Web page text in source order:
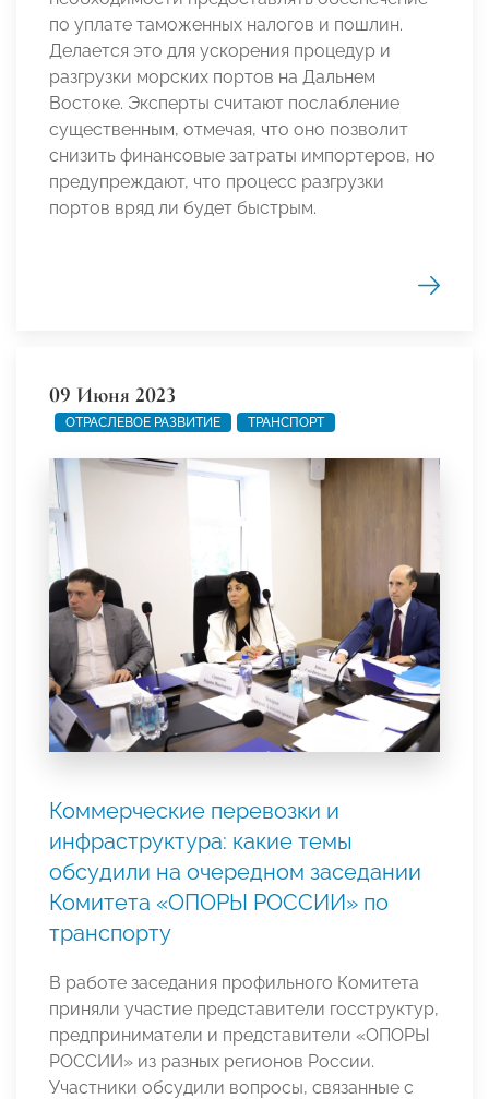
по уплате таможенных налогов и пошлин.
Делается это для ускорения процедур и
разгрузки морских портов на Дальнем
Востоке. Эксперты считают послабление
существенным, отмечая, что оно позволит
снизить финансовые затраты импортеров, но
предупреждают, что процесс разгрузки
портов вряд ли будет быстрым.
09 Июня 2023
ОТРАСЛЕВОЕ РАЗВИТИЕ ТРАНСПОРТ
Коммерческие перевозки и
инфраструктура: какие темы
обсудили на очередном заседании
Комитета «ОПОРЫ РОССИИ» по
транспорту
В работе заседания профильного Комитета
приняли участие представители госструктур,
предприниматели и представители «ОПОРЫ
РОССИИ» из разных регионов России.
Участники обсудили вопросы, связанные с